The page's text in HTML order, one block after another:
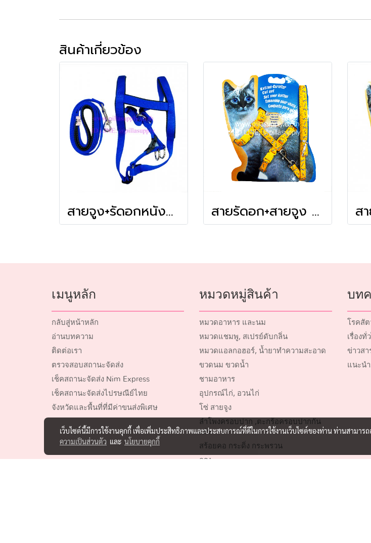
สินค้าเกี่ยวข้อง
สายจูง+รัดอกหนังนุ่มเล็ก-เกรดA สายรัดอก+สายจูง 3 หุน แมว (#S)
เมนูหลัก
กลับสู่หน้าหลัก
อ่านบทความ
ติดต่อเรา
ตรวจสอบสถานะจัดส่ง
เช็คสถานะจัดส่ง Nim Express
เช็คสถานะจัดส่งไปรษณีย์ไทย
จังหวัดและพื้นที่ที่มีค่าขนส่งพิเศษ
หมวดหมู่สินค้า
หมวดอาหาร และนม
หมวดแชมพู, สเปรย์ดับกลิ่น
หมวดแอลกอฮอร์, น้ำยาทำความสะอาด
ขวดนม ขวดน้ำ
ชามอาหาร
อุปกรณ์ไก่, อวนไก่
โซ่ สายจูง
ลำโพงครอบปาก ,ตะกร้อครอบปากกัน
เห่า
สร้อยคอ กระดิ่ง กระพรวน
กรง
บท
โรคสั
เรื่องทั่
ข่าวส
แนะนำ
เว็บไซต์นี้มีการใช้งานคุกกี้ เพื่อเพิ่มประสิทธิภาพและประสบการณ์ที่ดีในการใช้งานเว็บไซต์ของท่าน ท่านสามารถ
ความเป็นส่วนตัว และ นโยบายคุกกี้